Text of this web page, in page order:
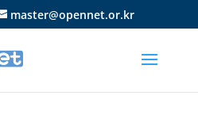
master@opennet.or.kr